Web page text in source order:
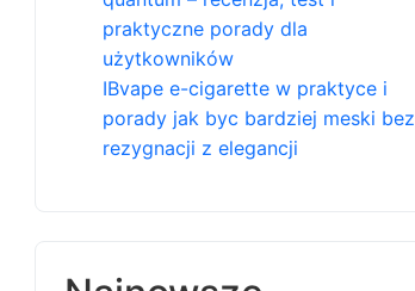
praktyczne porady dla
użytkowników
IBvape e-cigarette w praktyce i
porady jak byc bardziej meski bez
rezygnacji z elegancji